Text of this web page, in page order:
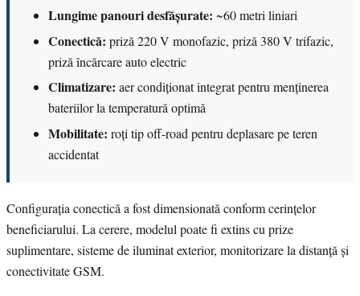
Lungime panouri desfășurate: ~60 metri liniari
Conectică: priză 220 V monofazic, priză 380 V trifazic,
priză încărcare auto electric
Climatizare: aer condiționat integrat pentru menținerea
bateriilor la temperatură optimă
Mobilitate: roți tip off-road pentru deplasare pe teren
accidentat
Configurația conectică a fost dimensionată conform cerințelor
beneficiarului. La cerere, modelul poate fi extins cu prize
suplimentare, sisteme de iluminat exterior, monitorizare la distanță și
conectivitate GSM.